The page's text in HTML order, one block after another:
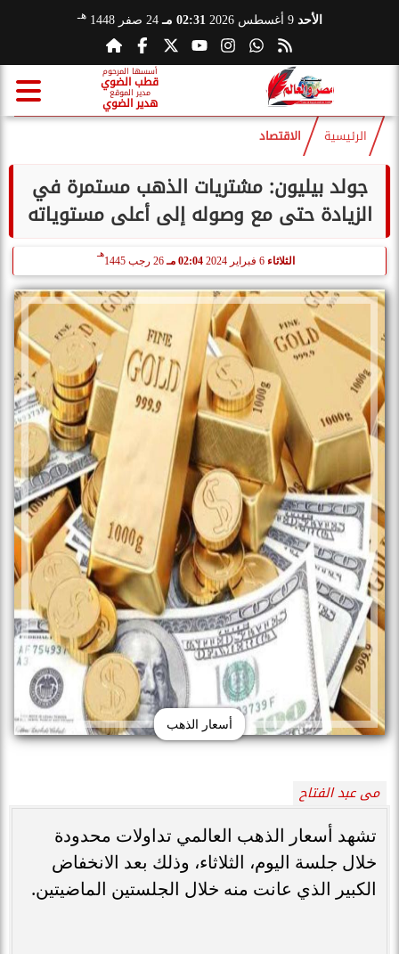
الأحد 9 أغسطس 2026 02:31 مـ 24 صفر 1448 هـ
أسسها المرحوم
قطب الضوي
مدير الموقع
هدير الضوي
الرئيسية الاقتصاد
جولد بيليون: مشتريات الذهب مستمرة في
الزيادة حتى مع وصوله إلى أعلى مستوياته
الثلاثاء 02:04 مـ 26 رجب 1445
هـ
أسعار الذهب
مى عبد الفتاح
تشهد أسعار الذهب العالمي تداولات محدودة
خلال جلسة اليوم، الثلاثاء، وذلك بعد الانخفاض
الكبير الذي عانت منه خلال الجلستين الماضيتين.